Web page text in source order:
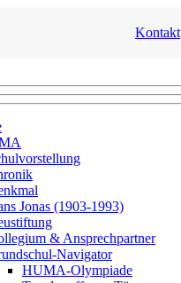
Kontakt
Jonas (1903-1993)
& Ansprechpartner
Navigator
HUMA-Olympiade